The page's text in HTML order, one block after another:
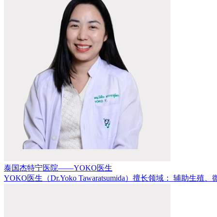
泰国杰特宁医院——YOKO医生
YOKO医生（Dr.Yoko Tawaratsumida）擅长领域： 辅助生殖、